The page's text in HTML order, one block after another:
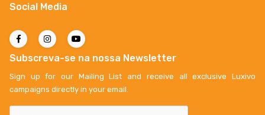
Social Media
Subscreva-se na nossa Newsletter
Sign up for our Mailing List and receive all exclusive Luxivo
campaigns directly in your email.